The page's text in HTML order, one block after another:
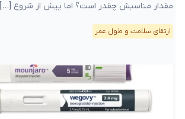
مقدار مناسبش چقدر است؟ اما پیش از شروع […]
ارتقای سلامت و طول عمر